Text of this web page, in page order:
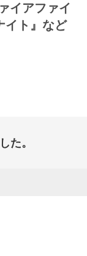
イアファイ
ト』など
た。